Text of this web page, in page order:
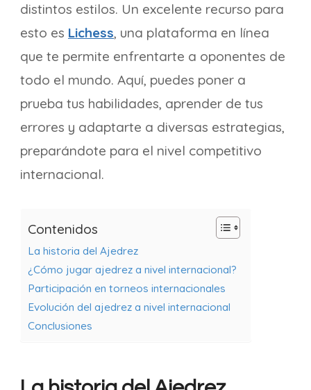
distintos estilos. Un excelente recurso para
esto es Lichess, una plataforma en línea
que te permite enfrentarte a oponentes de
todo el mundo. Aquí, puedes poner a
prueba tus habilidades, aprender de tus
errores y adaptarte a diversas estrategias,
preparándote para el nivel competitivo
internacional.
Contenidos
La historia del Ajedrez
¿Cómo jugar ajedrez a nivel internacional?
Participación en torneos internacionales
Evolución del ajedrez a nivel internacional
Conclusiones